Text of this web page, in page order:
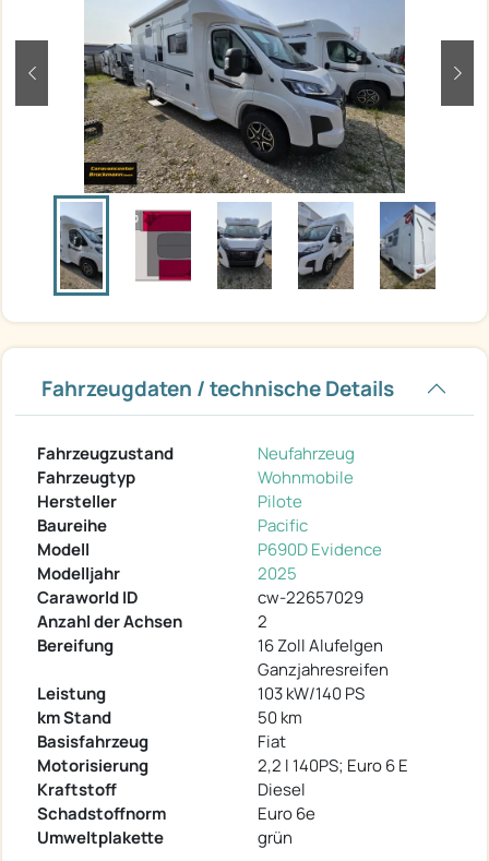
zurück
Fahrzeugdaten / technische Details
Fahrzeugzustand
Neufahrzeug
Fahrzeugtyp
Wohnmobile
Hersteller
Pilote
Baureihe
Pacific
Modell
P690D Evidence
Modelljahr
2025
Caraworld ID
cw-22657029
Anzahl der Achsen
2
Bereifung
16 Zoll Alufelgen
Ganzjahresreifen
Leistung
103 kW/140 PS
km Stand
50 km
Basisfahrzeug
Fiat
Motorisierung
2,2 l 140PS; Euro 6 E
Kraftstoff
Diesel
Schadstoffnorm
Euro 6e
Umweltplakette
grün